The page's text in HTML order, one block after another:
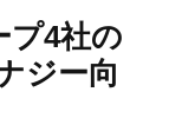
プ4社の
ジー向